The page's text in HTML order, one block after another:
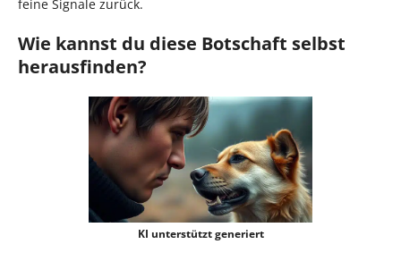
feine Signale zurück.
Wie kannst du diese Botschaft selbst
herausfinden?
KI unterstützt generiert